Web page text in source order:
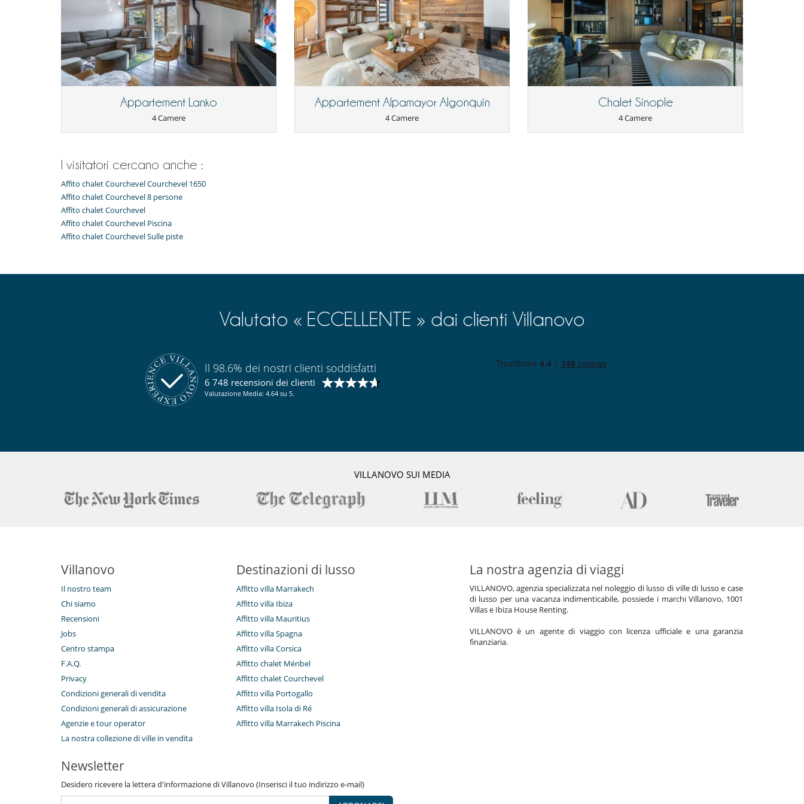
Per la vostra comodità e convenienza
Asciugacapelli
Camini
Salotto
Qui vicino
Piste a meno di 500 m
Servicios y actividades de ocio en la residencia
Appartement Lanko
4 Camere
Appartement Alpamayor Algonquin
4 Camere
Chalet Sinople
4 Camere
I visitatori cercano anche :
Affito chalet Courchevel Courchevel 1650
Affito chalet Courchevel 8 persone
Affito chalet Courchevel
Affito chalet Courchevel Piscina
Affito chalet Courchevel Sulle piste
Valutato « ECCELLENTE » dai clienti Villanovo
Il 98.6% dei nostri clienti soddisfatti
6 748 recensioni dei clienti
Valutazione Media: 4.64 su 5.
VILLANOVO SUI MEDIA
Villanovo
Il nostro team
Chi siamo
Recensioni
Jobs
Centro stampa
F.A.Q.
Privacy
Condizioni generali di vendita
Condizioni generali di assicurazione
Agenzie e tour operator
La nostra collezione di ville in vendita
Destinazioni di lusso
Affitto villa Marrakech
Affitto villa Ibiza
Affitto villa Mauritius
Affitto villa Spagna
Affitto villa Corsica
Affitto chalet Méribel
Affitto chalet Courchevel
Affitto villa Portogallo
Affitto villa Isola di Ré
Affitto villa Marrakech Piscina
La nostra agenzia di viaggi
VILLANOVO, agenzia specializzata nel noleggio di lusso di ville di lusso e case
di lusso per una vacanza indimenticabile, possiede i marchi Villanovo, 1001
Villas e Ibiza House Renting.
VILLANOVO è un agente di viaggio con licenza ufficiale e una garanzia
finanziaria.
Newsletter
Desidero ricevere la lettera d'informazione di Villanovo (Inserisci il tuo indirizzo e-mail)